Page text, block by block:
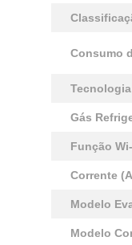
Consumo
Tecnologia
Gás
Função
Corrente
Modelo
Modelo